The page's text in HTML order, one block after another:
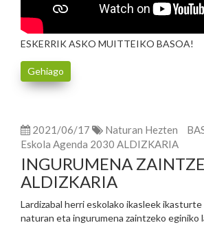
ESKERRIK ASKO MUITTEIKO BASOA!
Gehiago
2021/06/17 Naturan Hezten
Eskola Agenda 2030 ALDIZKARIA
INGURUMENA
ALDIZKARIA
Lardizabal herri eskolako ikasleek
naturan eta ingurumena zaintzeko eginiko